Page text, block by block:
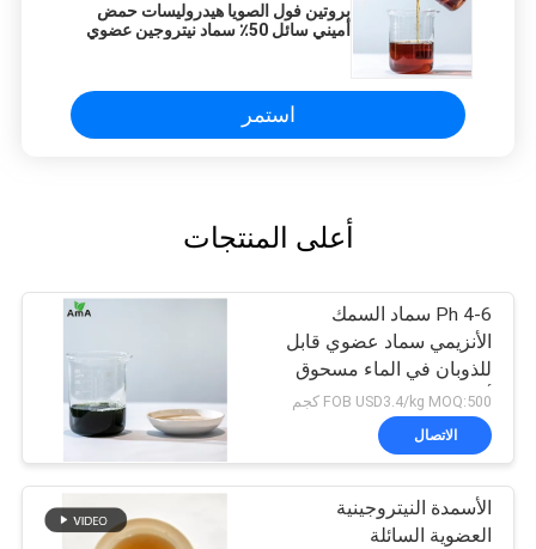
بروتين فول الصويا هيدروليسات حمض
أميني سائل 50٪ سماد نيتروجين عضوي
استمر
أعلى المنتجات
Ph 4-6 سماد السمك
الأنزيمي سماد عضوي قابل
للذوبان في الماء مسحوق
أصفر
FOB USD3.4/kg MOQ:500 كجم
الاتصال
الأسمدة النيتروجينية
العضوية السائلة